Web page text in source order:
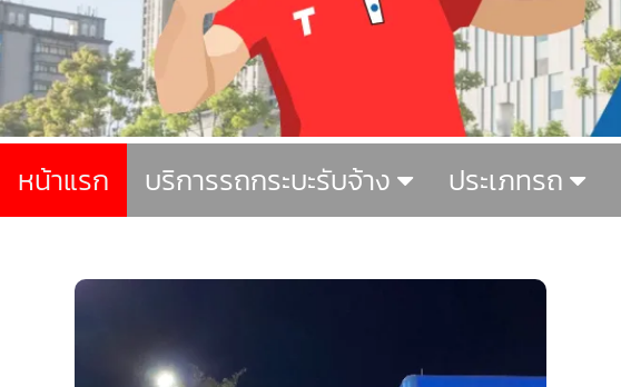
หน้าแรก บริการรถกระบะรับจ้าง ประเภทรถ